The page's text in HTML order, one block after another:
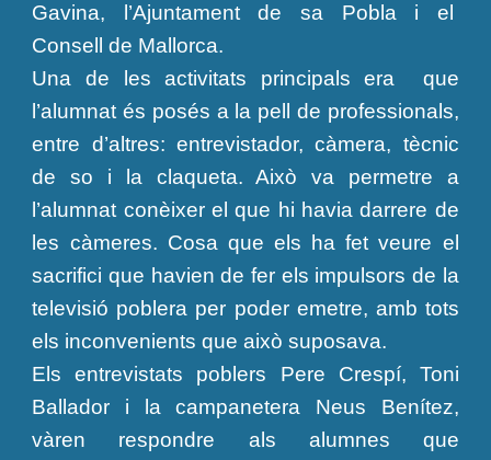
Gavina, l’Ajuntament de sa Pobla i el
Consell de Mallorca.
Una de les activitats principals era que
l’alumnat és posés a la pell de professionals,
entre d’altres: entrevistador, càmera, tècnic
de so i la claqueta. Això va permetre a
l’alumnat conèixer el que hi havia darrere de
les càmeres. Cosa que els ha fet veure el
sacrifici que havien de fer els impulsors de la
televisió poblera per poder emetre, amb tots
els inconvenients que això suposava.
Els entrevistats poblers Pere Crespí, Toni
Ballador i la campanetera Neus Benítez,
vàren respondre als alumnes que